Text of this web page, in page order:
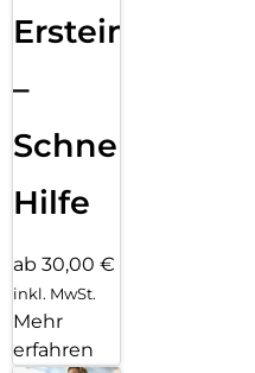
Ersteinrichtung
–
Schnelle
Hilfe
ab 30,00 €
inkl. MwSt.
Mehr
erfahren